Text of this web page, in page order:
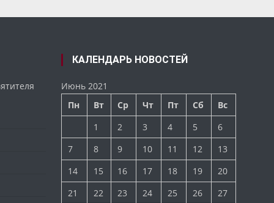
КАЛЕНДАРЬ НОВОСТЕЙ
Июнь 2021
Пн
Вт Ср Чт Пт Сб
Вс
1
2 3 4 5
6
7
8 9 10 11 12
13
14
15 16 17 18 19
20
21
22 23 24 25 26
27